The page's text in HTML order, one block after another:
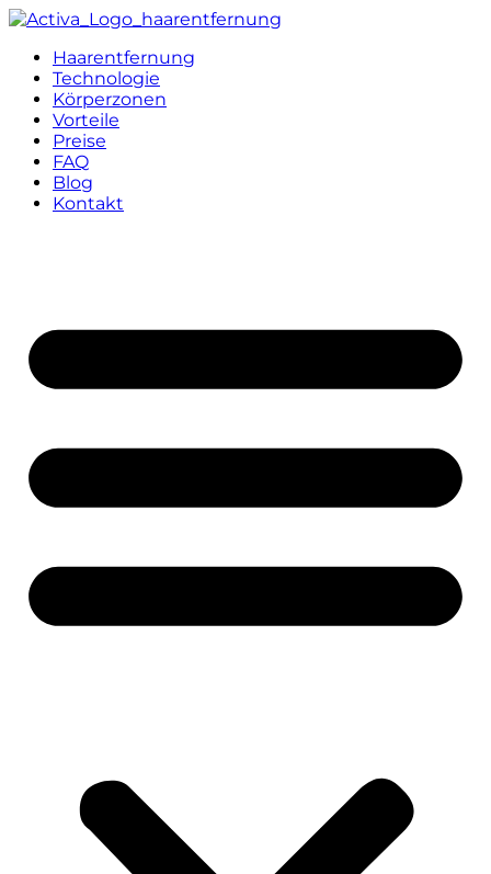
Haarentfernung
Technologie
Körperzonen
Vorteile
Preise
FAQ
Blog
Kontakt